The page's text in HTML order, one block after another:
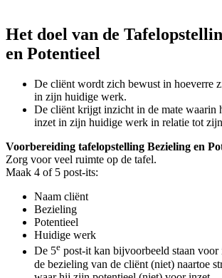
Het doel van de
en Potentieel
De cliënt wordt zich bewust in hoeverre
in zijn huidige werk.
De cliënt krijgt inzicht in de mate waarin
inzet in zijn huidige werk in relatie tot
Voorbereiding tafelopstelling Bezieling en
Zorg voor veel ruimte op de tafel.
Maak 4 of 5 post-its:
Naam cliënt
Bezieling
Potentieel
Huidige werk
De 5e post-it kan bijvoorbeeld staan voor
de bezieling van de cliënt (niet) naartoe